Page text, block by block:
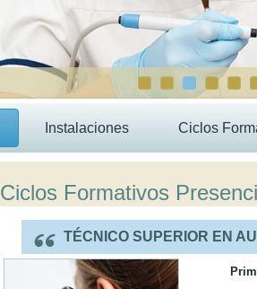
Instalaciones Ciclos
Ciclos Formativos
TÉCNICO SUPERIOR EN